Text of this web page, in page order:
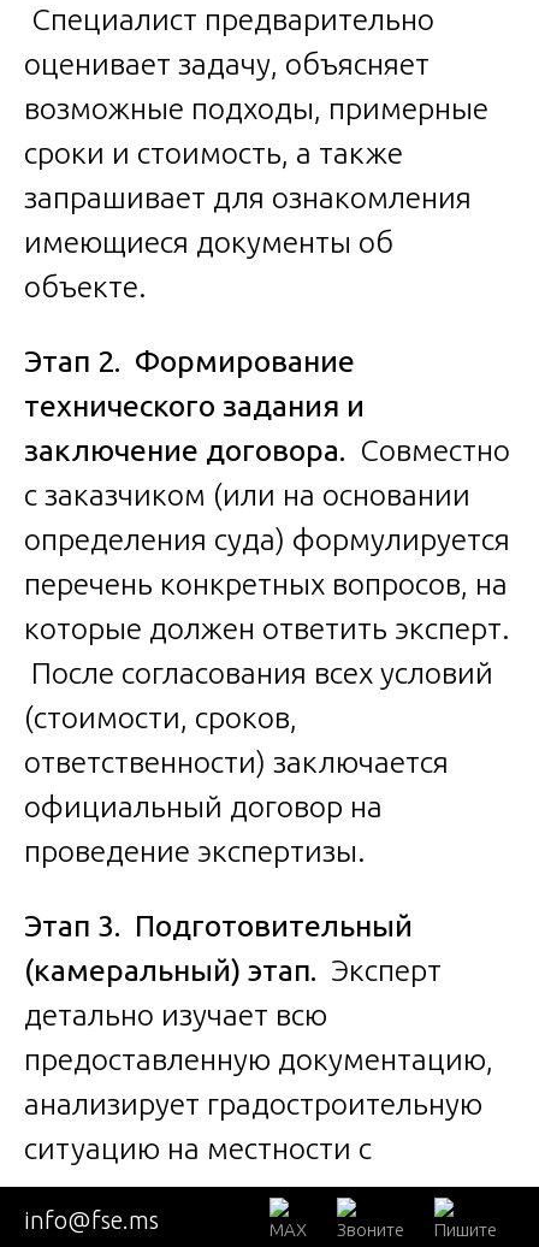
Специалист предварительно
оценивает задачу, объясняет
возможные подходы, примерные
сроки и стоимость, а также
запрашивает для ознакомления
имеющиеся документы об
объекте.
Этап 2. Формирование
технического задания и
заключение договора. Совместно
с заказчиком (или на основании
определения суда) формулируется
перечень конкретных вопросов, на
которые должен ответить эксперт.
После согласования всех условий
(стоимости, сроков,
ответственности) заключается
официальный договор на
проведение экспертизы.
Этап 3. Подготовительный
(камеральный) этап. Эксперт
детально изучает всю
предоставленную документацию,
анализирует градостроительную
ситуацию на местности с
использованием карт, готовит
детальную программу
info@fse.ms